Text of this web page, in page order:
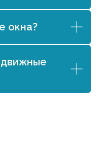
окна?